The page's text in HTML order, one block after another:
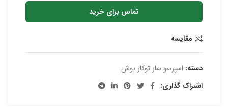
تماس برای خرید
مقایسه
دسته: اسپرسو ساز توکار بوش
اشتراک گذاری: